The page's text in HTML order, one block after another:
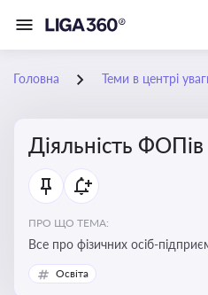
Головна Теми в центрі
Діяльність ФОПів
ПРО ЩО ТЕМА:
Все про фізичних осіб-
діяльність. Зміни в
роботи ФОПів
Освіта